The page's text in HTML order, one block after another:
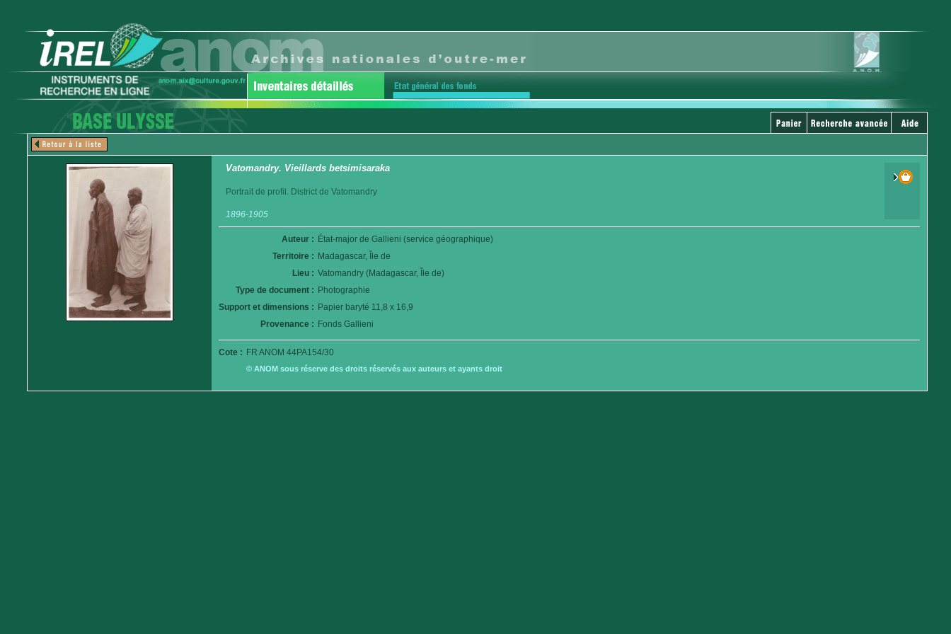
Vatomandry. Vieillards betsimisaraka
Portrait de profil. District de Vatomandry
1896-1905
Auteur : État-major de Gallieni (service géographique)
Territoire : Madagascar, Île de
Lieu : Vatomandry (Madagascar, Île de)
Type de document : Photographie
Support et dimensions : Papier baryté 11,8 x 16,9
Provenance : Fonds Gallieni
Cote : FR ANOM 44PA154/30
© ANOM sous réserve des droits réservés aux auteurs et ayants droit